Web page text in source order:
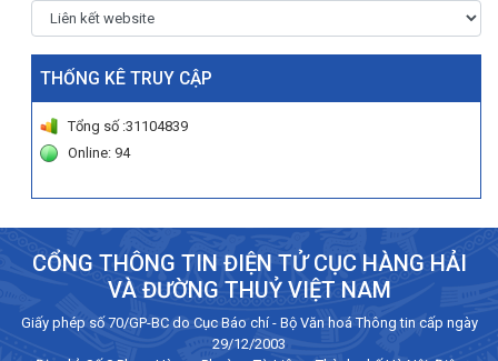
THỐNG KÊ TRUY CẬP
Tổng số :31104839
Online: 94
CỔNG THÔNG TIN ĐIỆN TỬ CỤC HÀNG HẢI
VÀ ĐƯỜNG THUỶ VIỆT NAM
Giấy phép số 70/GP-BC do Cục Báo chí - Bộ Văn hoá Thông tin cấp ngày
29/12/2003